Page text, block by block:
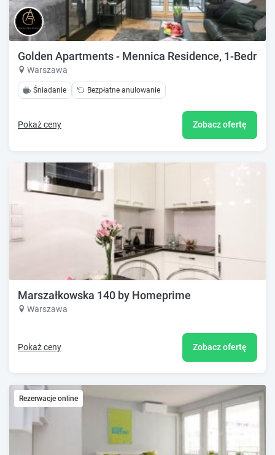
Golden Apartments - Mennica Residence, 1-
Warszawa
Śniadanie Bezpłatne anulowanie
Pokaż ceny Zobacz ofertę
Marszałkowska 140 by Homeprime
Warszawa
Pokaż ceny Zobacz ofertę
Rezerwacje online